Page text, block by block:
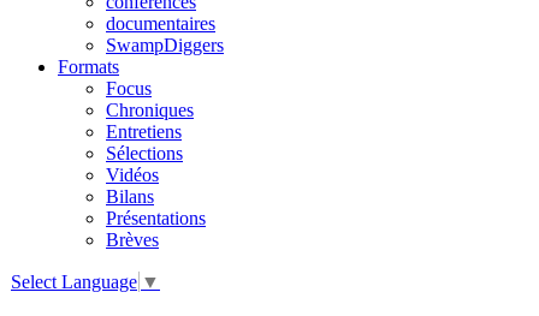
documentaires
SwampDiggers
Formats
Focus
Chroniques
Entretiens
Sélections
Vidéos
Bilans
Présentations
Brèves
Select Language ▼